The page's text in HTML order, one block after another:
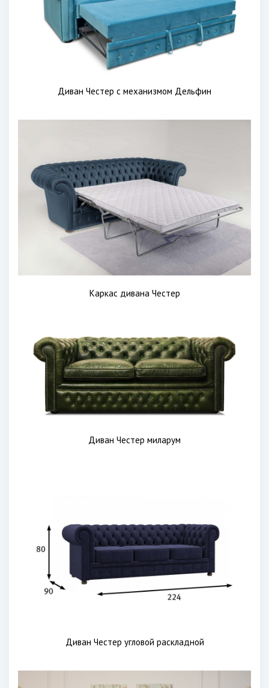
Диван Честер с механизмом Дельфин
Каркас дивана Честер
Диван Честер миларум
Диван Честер угловой раскладной